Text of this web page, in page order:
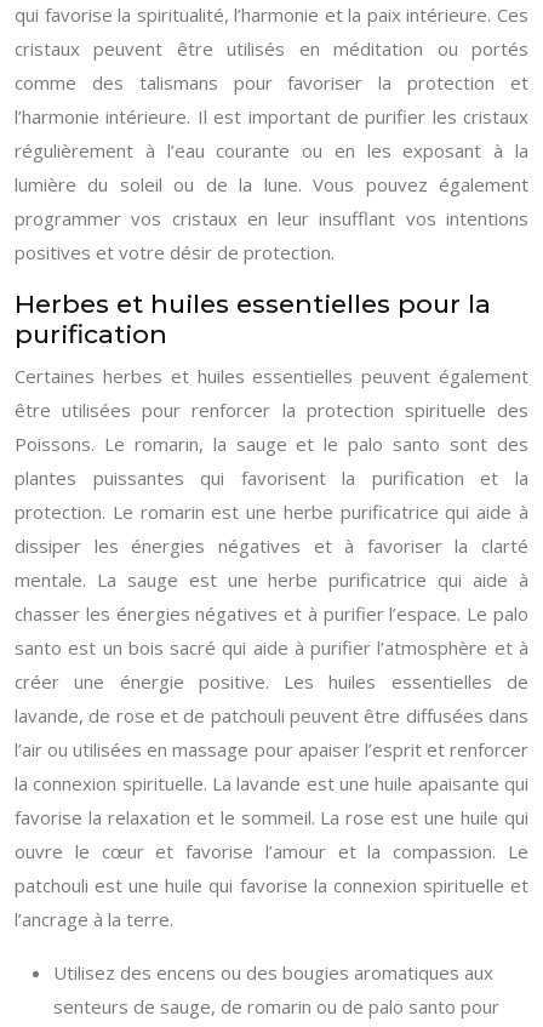
qui favorise la spiritualité, l’harmonie et la paix intérieure. Ces
cristaux peuvent être utilisés en méditation ou portés
comme des talismans pour favoriser la protection et
l’harmonie intérieure. Il est important de purifier les cristaux
régulièrement à l’eau courante ou en les exposant à la
lumière du soleil ou de la lune. Vous pouvez également
programmer vos cristaux en leur insufflant vos intentions
positives et votre désir de protection.
Herbes et huiles essentielles pour la
purification
Certaines herbes et huiles essentielles peuvent également
être utilisées pour renforcer la protection spirituelle des
Poissons. Le romarin, la sauge et le palo santo sont des
plantes puissantes qui favorisent la purification et la
protection. Le romarin est une herbe purificatrice qui aide à
dissiper les énergies négatives et à favoriser la clarté
mentale. La sauge est une herbe purificatrice qui aide à
chasser les énergies négatives et à purifier l’espace. Le palo
santo est un bois sacré qui aide à purifier l’atmosphère et à
créer une énergie positive. Les huiles essentielles de
lavande, de rose et de patchouli peuvent être diffusées dans
l’air ou utilisées en massage pour apaiser l’esprit et renforcer
la connexion spirituelle. La lavande est une huile apaisante qui
favorise la relaxation et le sommeil. La rose est une huile qui
ouvre le cœur et favorise l’amour et la compassion. Le
patchouli est une huile qui favorise la connexion spirituelle et
l’ancrage à la terre.
Utilisez des encens ou des bougies aromatiques aux
senteurs de sauge, de romarin ou de palo santo pour